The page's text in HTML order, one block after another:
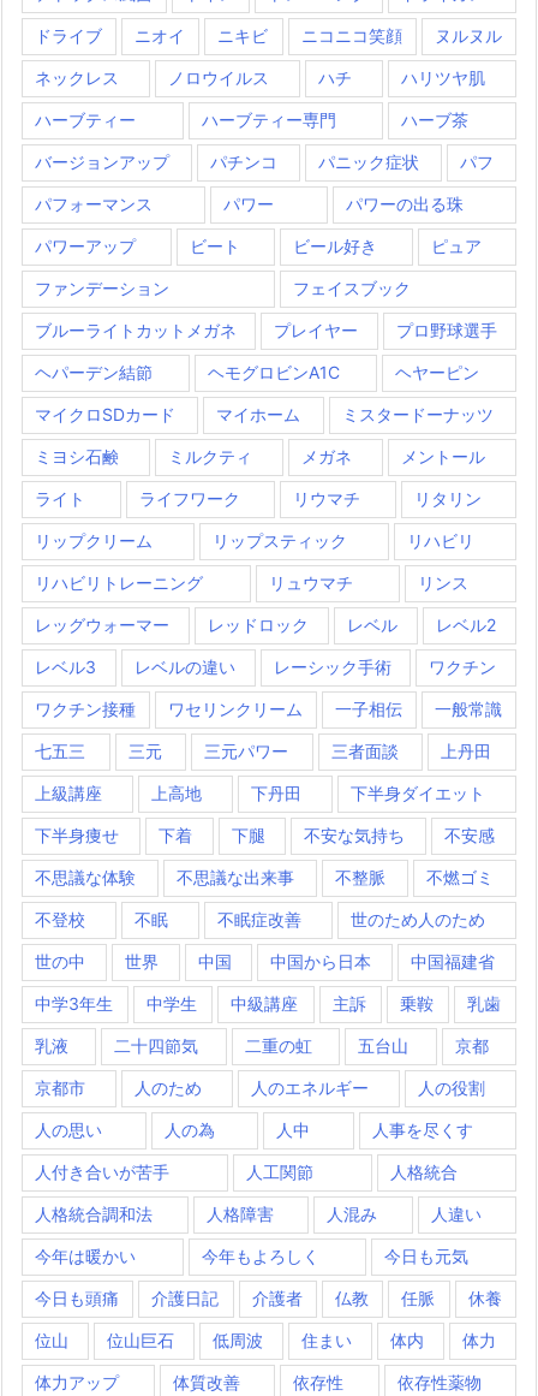
ドライブ ニオイ ニキビ ニコニコ笑顔 ヌルヌル
ネックレス ノロウイルス ハチ ハリツヤ肌
ハーブティー ハーブティー専門 ハーブ茶
バージョンアップ パチンコ パニック症状 パフ
パフォーマンス パワー パワーの出る珠
パワーアップ ビート ビール好き ピュア
ファンデーション フェイスブック
ブルーライトカットメガネ プレイヤー プロ野球選手
ヘパーデン結節 ヘモグロビンA1C ヘヤーピン
マイクロSDカード マイホーム ミスタードーナッツ
ミヨシ石鹸 ミルクティ メガネ メントール
ライト ライフワーク リウマチ リタリン
リップクリーム リップスティック リハビリ
リハビリトレーニング リュウマチ リンス
レッグウォーマー レッドロック レベル レベル2
レベル3 レベルの違い レーシック手術 ワクチン
ワクチン接種 ワセリンクリーム 一子相伝 一般常識
七五三 三元 三元パワー 三者面談 上丹田
上級講座 上高地 下丹田 下半身ダイエット
下半身痩せ 下着 下腿 不安な気持ち 不安感
不思議な体験 不思議な出来事 不整脈 不燃ゴミ
不登校 不眠 不眠症改善 世のため人のため
世の中 世界 中国 中国から日本 中国福建省
中学3年生 中学生 中級講座 主訴 乗鞍 乳歯
乳液 二十四節気 二重の虹 五台山 京都
京都市 人のため 人のエネルギー 人の役割
人の思い 人の為 人中 人事を尽くす
人付き合いが苦手 人工関節 人格統合
人格統合調和法 人格障害 人混み 人違い
今年は暖かい 今年もよろしく 今日も元気
今日も頭痛 介護日記 介護者 仏教 任脈 休養
位山 位山巨石 低周波 住まい 体内 体力
体力アップ 体質改善 依存性 依存性薬物